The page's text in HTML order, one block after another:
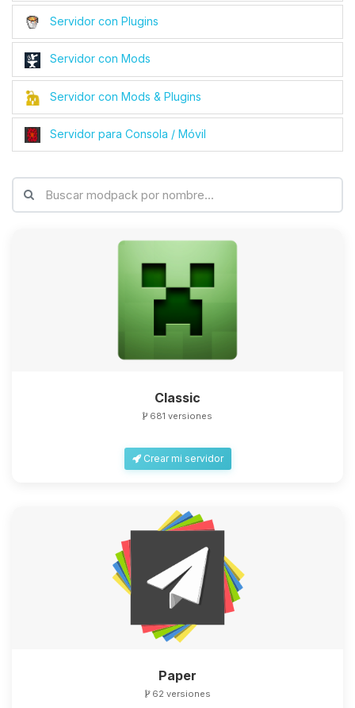
Servidor con Plugins
Servidor con Mods
Servidor con Mods & Plugins
Servidor para Consola / Móvil
Classic
681 versiones
Crear mi servidor
Paper
62 versiones